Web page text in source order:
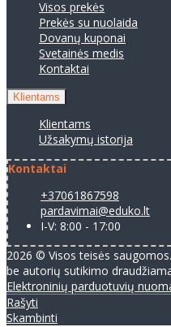
Visos prekės
Prekės su nuolaida
Dovanų kuponai
Svetainės medis
Kontaktai
Klientams
Klientams
Užsakymų istorija
Kontaktai
+37061867598
pardavimai@eduko.lt
I-V: 8:00 - 17:00
2026 © Visos teisės
be autorių sutikimo
Elektroninių parduotuvių
Rašyti
Skambinti